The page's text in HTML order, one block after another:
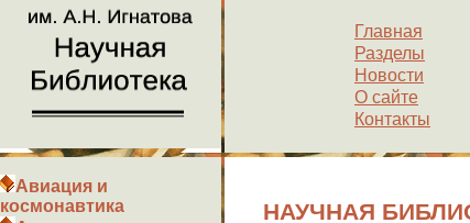
Главная
Разделы
Новости
О сайте
Контакты
Авиация и
космонавтика
НАУЧНАЯ